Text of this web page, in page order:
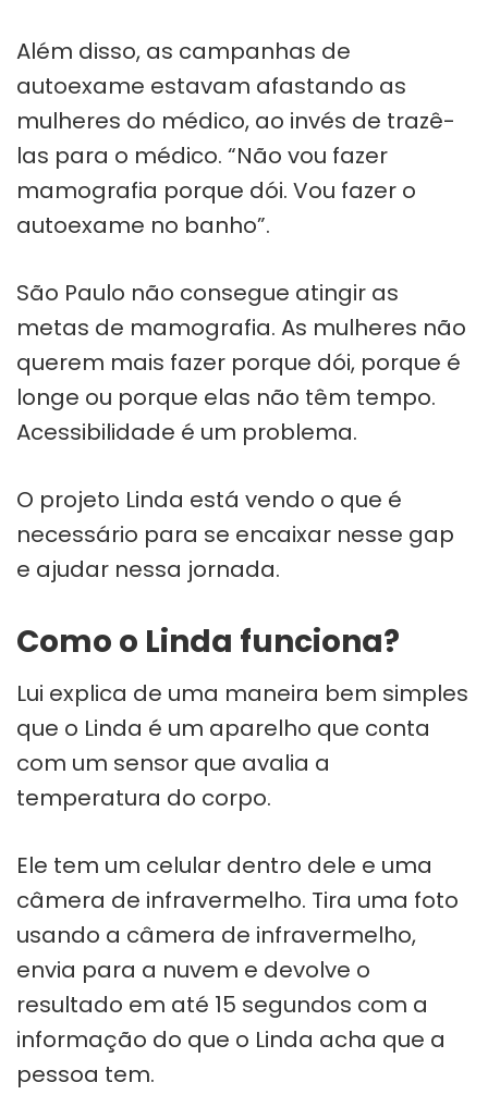
Além disso, as campanhas de
autoexame estavam afastando as
mulheres do médico, ao invés de trazê-
las para o médico. “Não vou fazer
mamografia porque dói. Vou fazer o
autoexame no banho”.
São Paulo não consegue atingir as
metas de mamografia. As mulheres não
querem mais fazer porque dói, porque é
longe ou porque elas não têm tempo.
Acessibilidade é um problema.
O projeto Linda está vendo o que é
necessário para se encaixar nesse gap
e ajudar nessa jornada.
Como o Linda funciona?
Lui explica de uma maneira bem simples
que o Linda é um aparelho que conta
com um sensor que avalia a
temperatura do corpo.
Ele tem um celular dentro dele e uma
câmera de infravermelho. Tira uma foto
usando a câmera de infravermelho,
envia para a nuvem e devolve o
resultado em até 15 segundos com a
informação do que o Linda acha que a
pessoa tem.